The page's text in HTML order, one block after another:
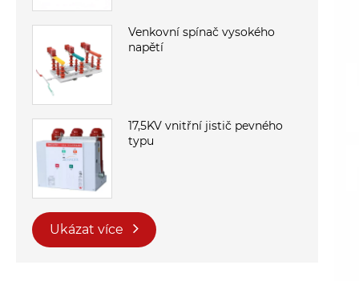
Venkovní spínač vysokého
napětí
17,5KV vnitřní jistič pevného
typu
Ukázat více